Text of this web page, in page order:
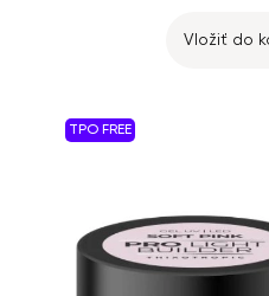
Vložiť do
TPO FREE